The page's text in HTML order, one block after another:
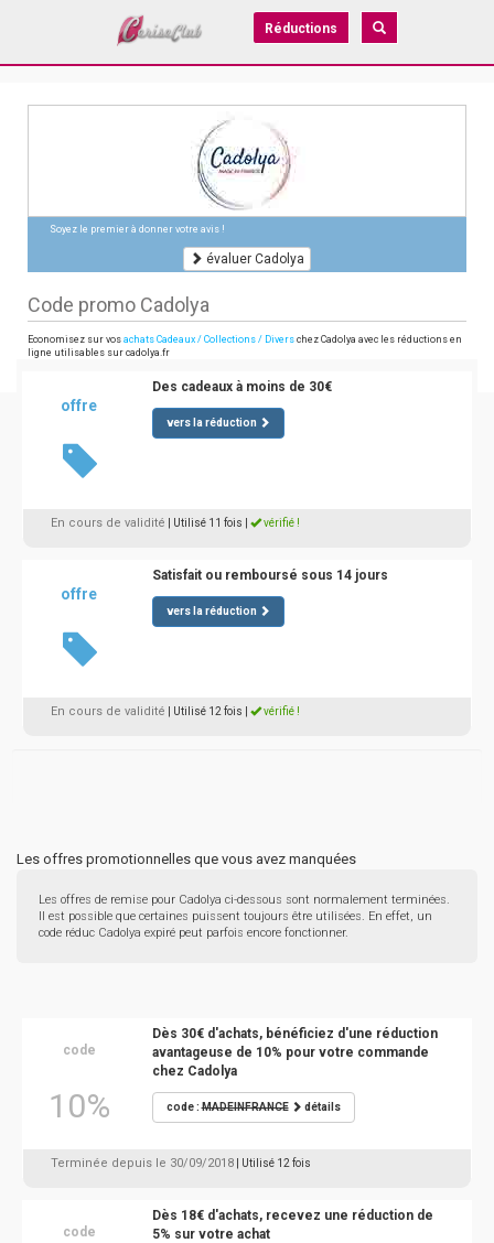
Réductions
Soyez le premier à donner votre avis !
évaluer Cadolya
Code promo Cadolya
Economisez sur vos achats Cadeaux / Collections / Divers chez Cadolya avec les réductions en
ligne utilisables sur cadolya.fr
offre
Des cadeaux à moins de 30€
vers la réduction
En cours de validité | Utilisé 11 fois vérifié !
offre
Satisfait ou remboursé sous 14 jours
vers la réduction
En cours de validité | Utilisé 12 fois vérifié !
Les offres promotionnelles que vous avez manquées
Les offres de remise pour Cadolya ci-dessous sont normalement terminées.
Il est possible que certaines puissent toujours être utilisées. En effet, un
code réduc Cadolya expiré peut parfois encore fonctionner.
code
10%
Dès 30€ d'achats, bénéficiez d'une réduction
avantageuse de 10% pour votre commande
chez Cadolya
code :MADEINFRANCE détails
Terminée depuis le 30/09/2018 | Utilisé 12 fois
code
Dès 18€ d'achats, recevez une réduction de
5% sur votre achat